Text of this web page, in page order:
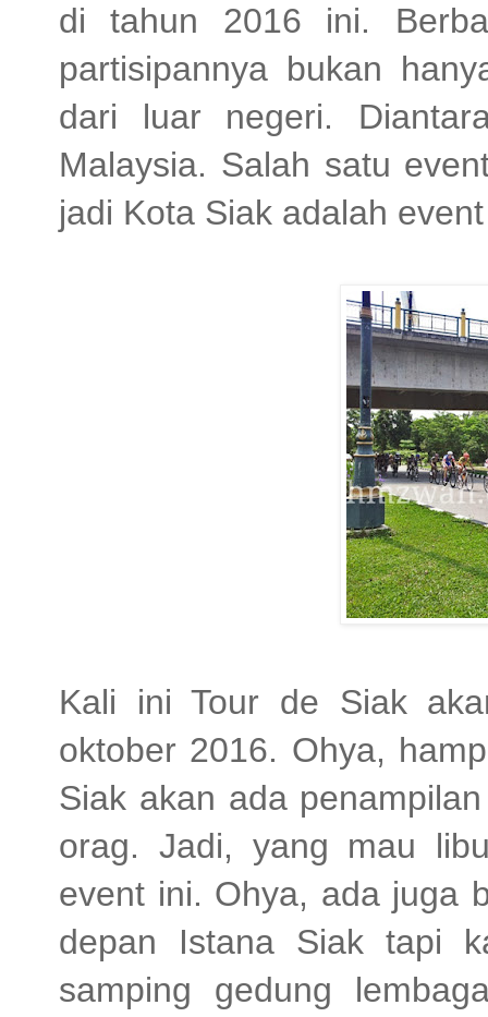
di tahun 2016 ini.
partisipannya bukan
dari luar negeri.
Malaysia. Salah satu
jadi Kota Siak adalah
Kali ini Tour de Siak
oktober 2016. Ohya,
Siak akan ada
orag. Jadi, yang mau
event ini. Ohya, ada juga
depan Istana Siak tapi
samping gedung